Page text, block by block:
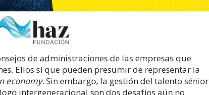
de administraciones de las empresas que
Ellos sí que pueden presumir de representar la
economy. Sin embargo, la gestión del talento sénior
intergeneracional son dos desafíos aún no